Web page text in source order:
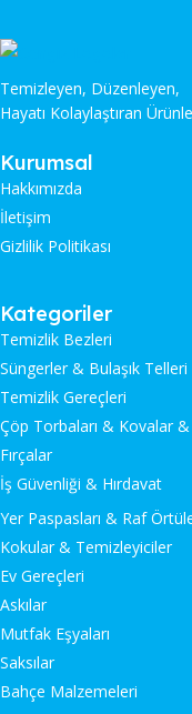
Temizleyen, Düzenleyen,
Hayatı Kolaylaştıran
Kurumsal
Hakkımızda
İletişim
Gizlilik Politikası
Kategoriler
Temizlik Bezleri
Süngerler & Bulaşık Telleri
Temizlik Gereçleri
Çöp Torbaları & Kovalar
Fırçalar
İş Güvenliği & Hırdavat
Yer Paspasları & Raf
Kokular & Temizleyiciler
Ev Gereçleri
Askılar
Mutfak Eşyaları
Saksılar
Bahçe Malzemeleri